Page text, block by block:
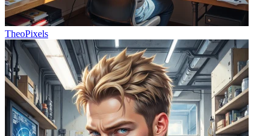
TheoPixels